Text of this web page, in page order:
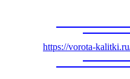
https://vorota-